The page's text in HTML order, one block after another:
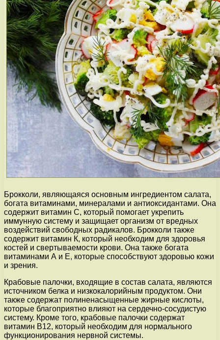
Брокколи, являющаяся основным ингредиентом салата,
богата витаминами, минералами и антиоксидантами. Она
содержит витамин С, который помогает укрепить
иммунную систему и защищает организм от вредных
воздействий свободных радикалов. Брокколи также
содержит витамин К, который необходим для здоровья
костей и свертываемости крови. Она также богата
витаминами А и Е, которые способствуют здоровью кожи
и зрения.
Крабовые палочки, входящие в состав салата, являются
источником белка и низкокалорийным продуктом. Они
также содержат полиненасыщенные жирные кислоты,
которые благоприятно влияют на сердечно-сосудистую
систему. Кроме того, крабовые палочки содержат
витамин В12, который необходим для нормального
функционирования нервной системы.